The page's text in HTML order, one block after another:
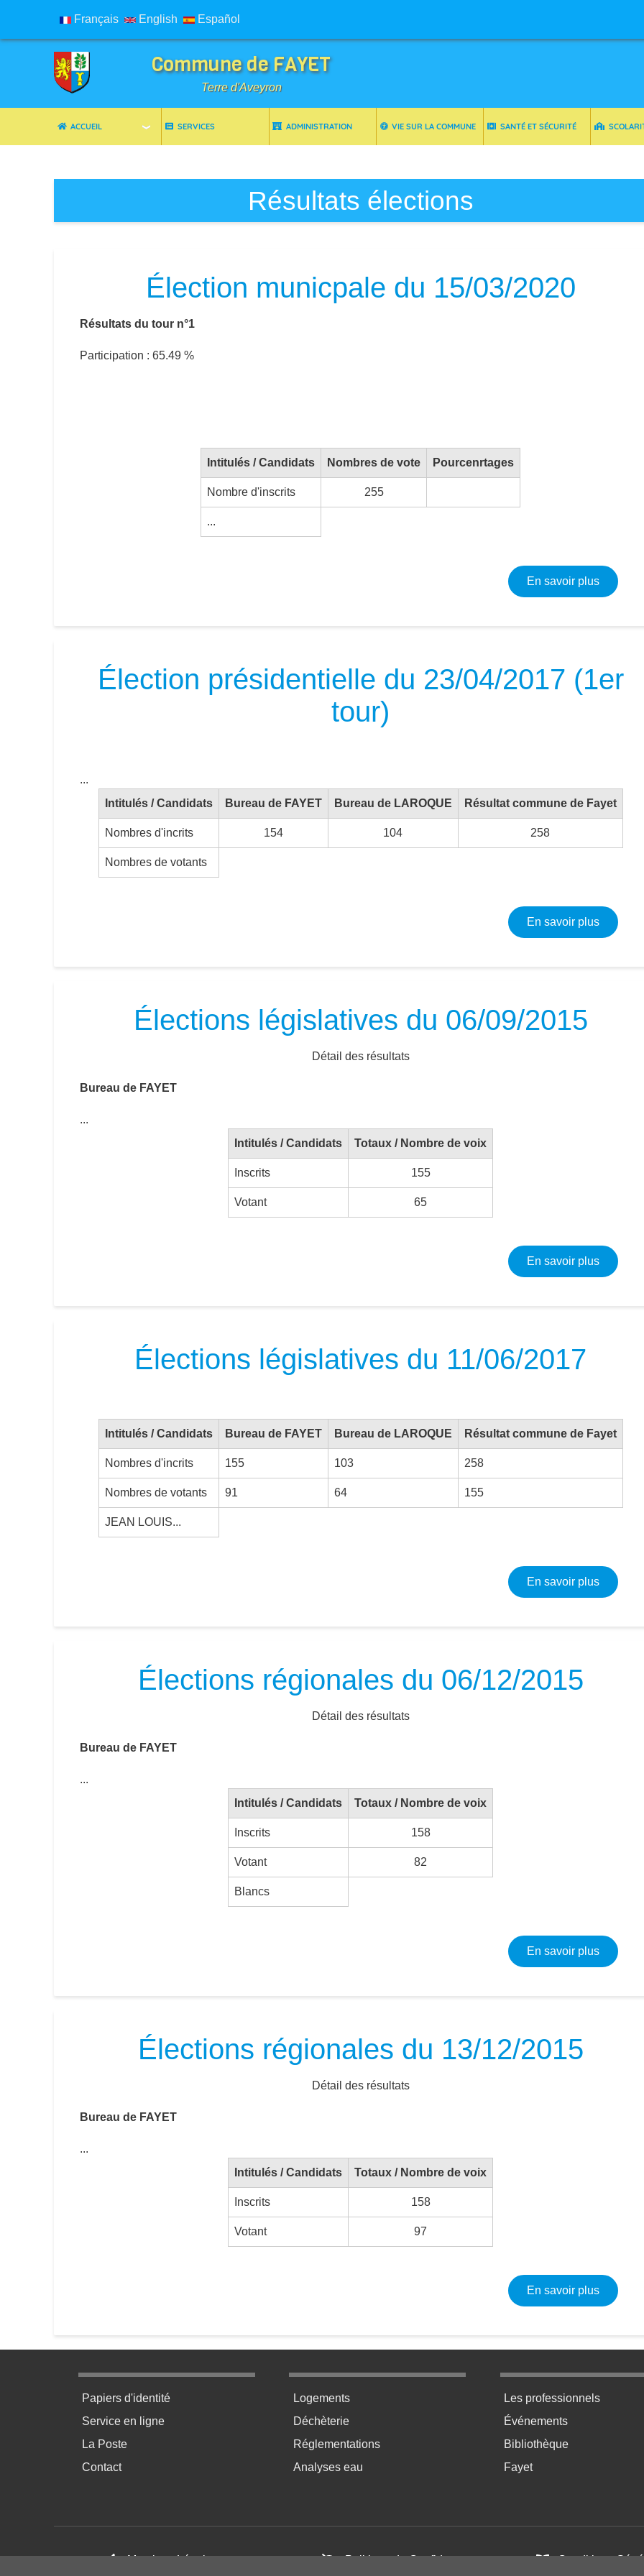
Français English Español
Commune de FAYET
Terre d'Aveyron
ACCUEIL SERVICES ADMINISTRATION VIE SUR LA COMMUNE SANTÉ ET SÉCURITÉ
Résultats élections
Élection municpale du 15/03/2020
Résultats du tour n°1
Participation : 65.49 %
Intitulés / Candidats Nombres de vote Pourcenrtages
Nombre d'inscrits 255
...
En savoir plussur
Élection présidentielle du 23/04/2017 (1er
tour)
...
Intitulés / Candidats
Bureau de FAYET Bureau de LAROQUE Résultat commune de Fayet
Nombres d'incrits 154 104 258
Nombres de votants
En savoir plussur
Élections législatives du 06/09/2015
Détail des résultats
Bureau de FAYET
...
Intitulés / Candidats
Totaux / Nombre de voix
Inscrits 155
Votant 65
En savoir plussur
Élections législatives du 11/06/2017
Intitulés / Candidats Bureau de FAYET Bureau de LAROQUE Résultat commune de Fayet
Nombres d'incrits 155 103 258
Nombres de votants 91 64 155
JEAN LOUIS...
En savoir plussur
Élections régionales du 06/12/2015
Détail des résultats
Bureau de FAYET
...
Intitulés / Candidats
Totaux / Nombre de voix
Inscrits 158
Votant 82
Blancs
En savoir plussur
Élections régionales du 13/12/2015
Détail des résultats
Bureau de FAYET
...
Intitulés / Candidats
Totaux / Nombre de voix
Inscrits 158
Votant 97
En savoir plussur
Menu pratique bas de page 1
Papiers d'identité
Service en ligne
La Poste
Contact
Menu pratique bas de page 2
Logements
Déchèterie
Réglementations
Analyses eau
Menu pratique bas de
Les professionnels
Événements
Bibliothèque
Fayet
Mentions Légales Politique de Confidentialité Conditions